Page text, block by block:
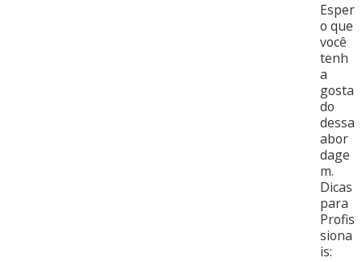
Esper
o que
você
tenh
a
gosta
do
dessa
abor
dage
m.
Dicas
para
Profis
siona
is: